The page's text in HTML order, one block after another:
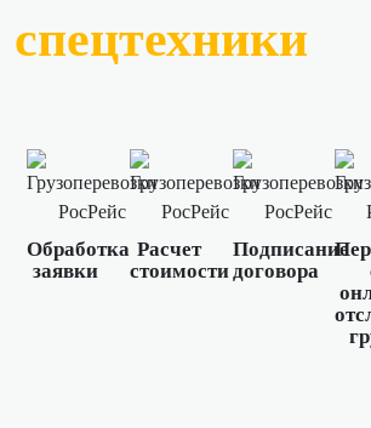
спецтехники
Обработка
заявки
Расчет
стоимости
Подписание
договора